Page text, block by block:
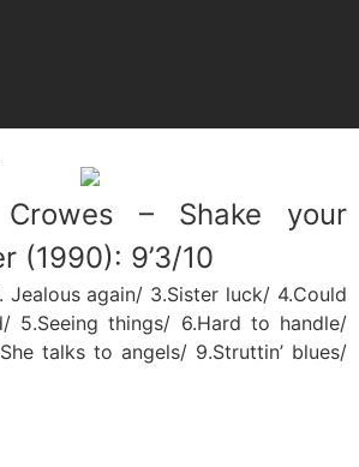
– Shake your
(1990): 9’3/10
Jealous again/ 3.Sister luck/ 4.Could
5.Seeing things/ 6.Hard to handle/
talks to angels/ 9.Struttin’ blues/